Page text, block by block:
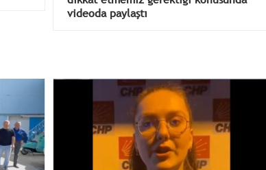
videoda paylaştı